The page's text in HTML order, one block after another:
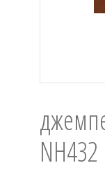
NH432